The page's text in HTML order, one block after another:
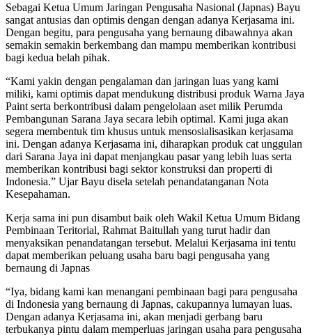
Sebagai Ketua Umum Jaringan Pengusaha Nasional (Japnas) Bayu
sangat antusias dan optimis dengan dengan adanya Kerjasama ini.
Dengan begitu, para pengusaha yang bernaung dibawahnya akan
semakin semakin berkembang dan mampu memberikan kontribusi
bagi kedua belah pihak.
“Kami yakin dengan pengalaman dan jaringan luas yang kami
miliki, kami optimis dapat mendukung distribusi produk Warna Jaya
Paint serta berkontribusi dalam pengelolaan aset milik Perumda
Pembangunan Sarana Jaya secara lebih optimal. Kami juga akan
segera membentuk tim khusus untuk mensosialisasikan kerjasama
ini. Dengan adanya Kerjasama ini, diharapkan produk cat unggulan
dari Sarana Jaya ini dapat menjangkau pasar yang lebih luas serta
memberikan kontribusi bagi sektor konstruksi dan properti di
Indonesia.” Ujar Bayu disela setelah penandatanganan Nota
Kesepahaman.
Kerja sama ini pun disambut baik oleh Wakil Ketua Umum Bidang
Pembinaan Teritorial, Rahmat Baitullah yang turut hadir dan
menyaksikan penandatangan tersebut. Melalui Kerjasama ini tentu
dapat memberikan peluang usaha baru bagi pengusaha yang
bernaung di Japnas
“Iya, bidang kami kan menangani pembinaan bagi para pengusaha
di Indonesia yang bernaung di Japnas, cakupannya lumayan luas.
Dengan adanya Kerjasama ini, akan menjadi gerbang baru
terbukanya pintu dalam memperluas jaringan usaha para pengusaha